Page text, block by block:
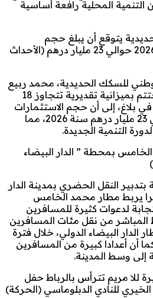
المحلية رافعة أساسية
يتوقع أن يبلغ حجم
الاستثمارات المخصصة لـ2026 حوالي 23 مليار درهم (الأحداث
للسكك الحديدية، محمد ربيع
الخليع، أن سنة 2025 ستختتم بميزانية تقديرية تتجاوز 18
بلاغ، إلى أن حجم الاستثمارات
من المرتقب أن يبلغ حوالي 23 مليار درهم سنة 2026، مما
التنمية الجديدة.
بمحطة ” الدار البيضاء
النقل الحضري بمدينة الدار
يربط مطار محمد الخامس
لدعوات كثيرة للمسافرين
المباشر من نقل مئات المسافرين
الدار البيضاء الدولي، خلال فترة
أن أعدادا كبيرة من المسافرين
إلى وسط المدينة.
للا مريم تترأس بالرباط حفل
للنادي الدبلوماسي (الحركة)